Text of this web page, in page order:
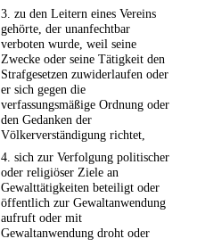
3. zu den Leitern eines Vereins
gehörte, der unanfechtbar
verboten wurde, weil seine
Zwecke oder seine Tätigkeit den
Strafgesetzen zuwiderlaufen oder
er sich gegen die
verfassungsmäßige Ordnung oder
den Gedanken der
Völkerverständigung richtet,
4. sich zur Verfolgung politischer
oder religiöser Ziele an
Gewalttätigkeiten beteiligt oder
öffentlich zur Gewaltanwendung
aufruft oder mit
Gewaltanwendung droht oder